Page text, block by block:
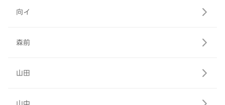
向イ
森前
山田